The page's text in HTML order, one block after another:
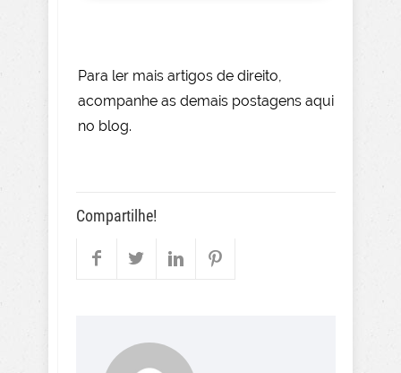
Para ler mais artigos de direito,
acompanhe as demais postagens aqui
no blog.
Compartilhe!